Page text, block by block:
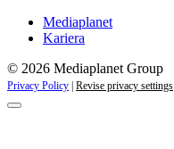
Mediaplanet
Kariera
© 2026 Mediaplanet Group
Privacy Policy Revise privacy settings